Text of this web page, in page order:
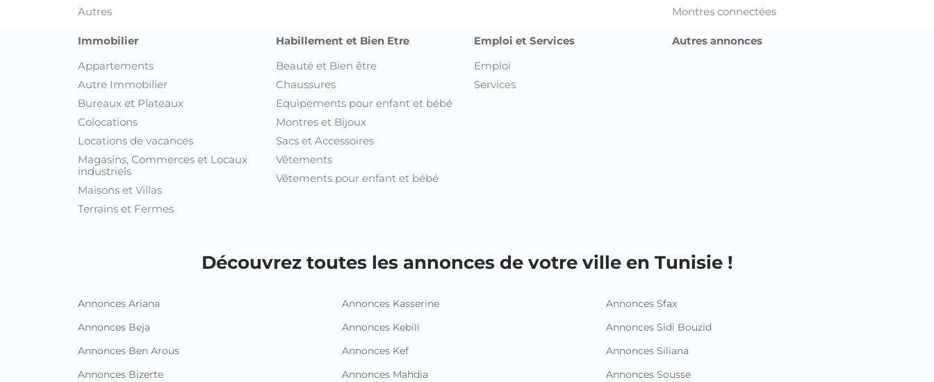
Autres
Montres connectées
Immobilier
Appartements
Autre Immobilier
Bureaux et Plateaux
Colocations
Locations de vacances
Magasins, Commerces et Locaux
industriels
Maisons et Villas
Terrains et Fermes
Habillement et Bien Etre
Beauté et Bien être
Chaussures
Equipements pour enfant et bébé
Montres et Bijoux
Sacs et Accessoires
Vêtements
Vêtements pour enfant et bébé
Emploi et Services
Emploi
Services
Autres annonces
Découvrez toutes les annonces de votre ville en Tunisie !
Annonces Ariana
Annonces Beja
Annonces Ben Arous
Annonces Bizerte
Annonces Kasserine
Annonces Kebili
Annonces Kef
Annonces Mahdia
Annonces Sfax
Annonces Sidi Bouzid
Annonces Siliana
Annonces Sousse